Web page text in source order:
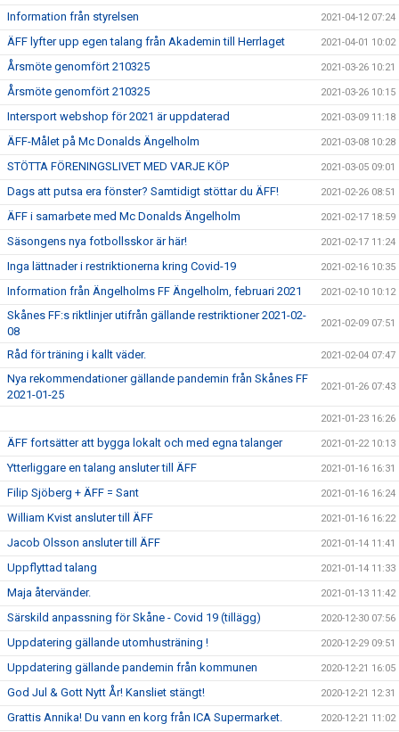
Information från styrelsen 2021-04-12 07:24
ÄFF lyfter upp egen talang från Akademin till Herrlaget 2021-04-01 10:02
Årsmöte genomfört 210325 2021-03-26 10:21
Årsmöte genomfört 210325 2021-03-26 10:15
Intersport webshop för 2021 är uppdaterad 2021-03-09 11:18
ÄFF-Målet på Mc Donalds Ängelholm 2021-03-08 10:28
STÖTTA FÖRENINGSLIVET MED VARJE KÖP 2021-03-05 09:01
Dags att putsa era fönster? Samtidigt stöttar du ÄFF! 2021-02-26 08:51
ÄFF i samarbete med Mc Donalds Ängelholm 2021-02-17 18:59
Säsongens nya fotbollsskor är här! 2021-02-17 11:24
Inga lättnader i restriktionerna kring Covid-19 2021-02-16 10:35
Information från Ängelholms FF Ängelholm, februari 2021 2021-02-10 10:12
Skånes FF:s riktlinjer utifrån gällande restriktioner 2021-02-
08
2021-02-09 07:51
Råd för träning i kallt väder. 2021-02-04 07:47
Nya rekommendationer gällande pandemin från Skånes FF
2021-01-25
2021-01-26 07:43
2021-01-23 16:26
ÄFF fortsätter att bygga lokalt och med egna talanger 2021-01-22 10:13
Ytterliggare en talang ansluter till ÄFF 2021-01-16 16:31
Filip Sjöberg + ÄFF = Sant 2021-01-16 16:24
William Kvist ansluter till ÄFF 2021-01-16 16:22
Jacob Olsson ansluter till ÄFF 2021-01-14 11:41
Uppflyttad talang 2021-01-14 11:33
Maja återvänder. 2021-01-13 11:42
Särskild anpassning för Skåne - Covid 19 (tillägg) 2020-12-30 07:56
Uppdatering gällande utomhusträning ! 2020-12-29 09:51
Uppdatering gällande pandemin från kommunen 2020-12-21 16:05
God Jul & Gott Nytt År! Kansliet stängt! 2020-12-21 12:31
Grattis Annika! Du vann en korg från ICA Supermarket. 2020-12-21 11:02